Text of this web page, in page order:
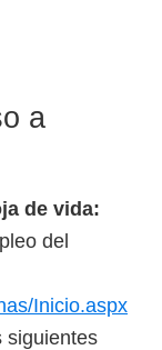
a
de vida:
del
Inicio.aspx
siguientes